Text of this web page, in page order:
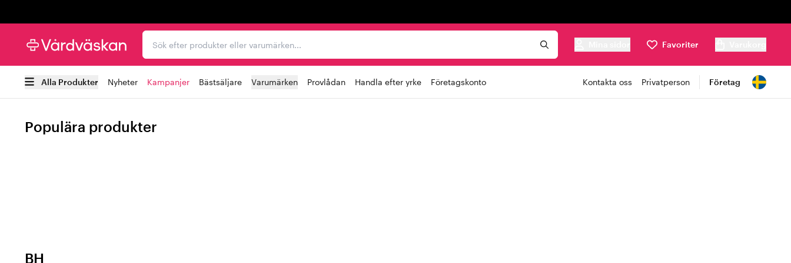
Sök efter produkter eller varumärken...
Favoriter
Alla Produkter Nyheter Kampanjer Bästsäljare Varumärken Provlådan Handla efter yrke Företagskonto Kontakta oss Privatperson Företag
Populära produkter
BH